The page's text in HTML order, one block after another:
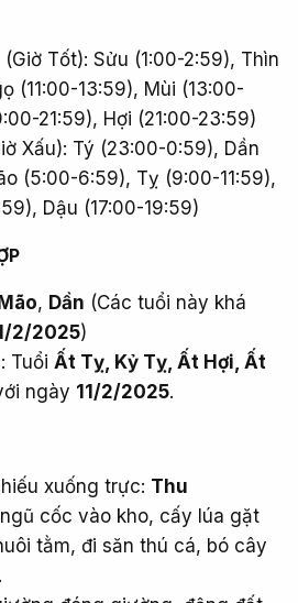
(Giờ Tốt): Sửu (1:00-2:59), Thìn
(11:00-13:59), Mùi (13:00-
21:59), Hợi (21:00-23:59)
Xấu): Tý (23:00-0:59), Dần
(5:00-6:59), Tỵ (9:00-11:59),
Dậu (17:00-19:59)
, Dần (Các tuổi này khá
2/2025)
Tuổi Ất Tỵ, Kỷ Tỵ, Ất Hợi, Ất
ngày 11/2/2025.
xuống trực: Thu
cốc vào kho, cấy lúa gặt
tằm, đi săn thú cá, bó cây